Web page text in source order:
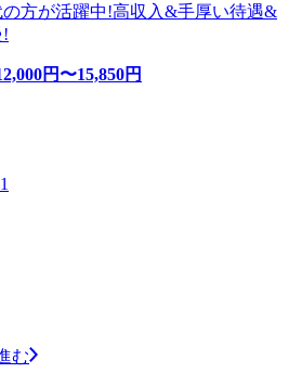
方が活躍中!高収入&手厚い待遇&
!
円〜15,850円
む